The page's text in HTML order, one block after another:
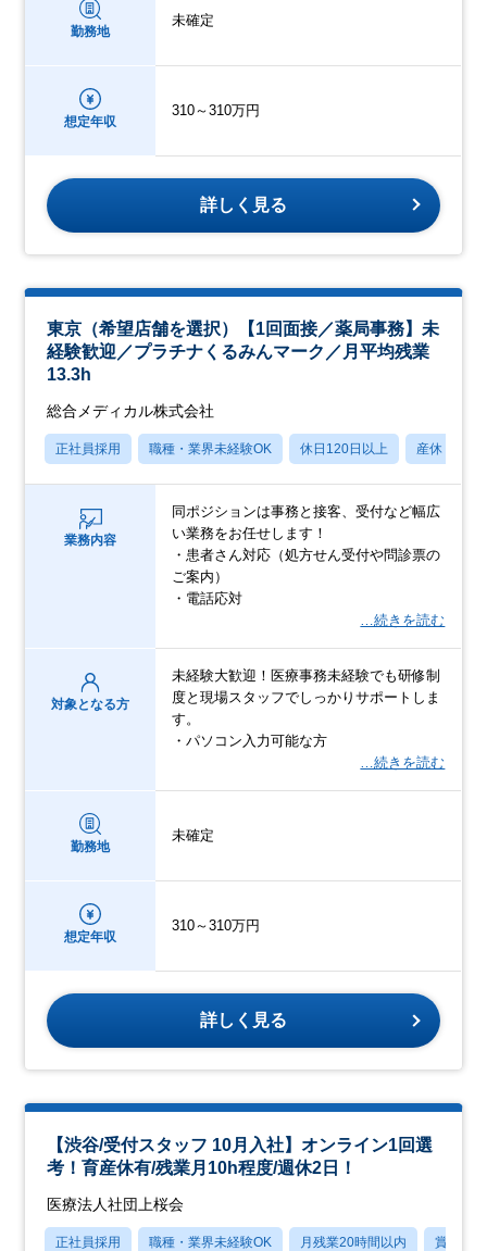
勤務地
未確定
想定年収
310～310万円
詳しく見る
東京（希望店舗を選択）【1回面接／薬局事務】未
経験歓迎／プラチナくるみんマーク／月平均残業
13.3h
総合メディカル株式会社
正社員採用 職種・業界未経験OK 休日120日以上 産休・育休
業務内容
同ポジションは事務と接客、受付など幅広
い業務をお任せします！
・患者さん対応（処方せん受付や問診票の
ご案内）
・電話応対
…続きを読む
対象となる方
未経験大歓迎！医療事務未経験でも研修制
度と現場スタッフでしっかりサポートしま
す。
・パソコン入力可能な方
…続きを読む
勤務地
未確定
想定年収
310～310万円
詳しく見る
【渋谷/受付スタッフ 10月入社】オンライン1回選
考！育産休有/残業月10h程度/週休2日！
医療法人社団上桜会
正社員採用 職種・業界未経験OK 月残業20時間以内 賞与あり